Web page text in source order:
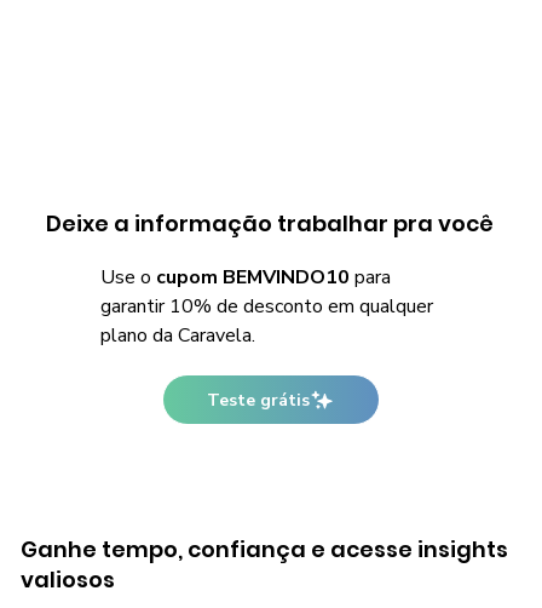
Deixe a informação trabalhar pra você
Use o cupom BEMVINDO10 para
garantir 10% de desconto em qualquer
plano da Caravela.
Teste grátis
Ganhe tempo, confiança e acesse insights
valiosos